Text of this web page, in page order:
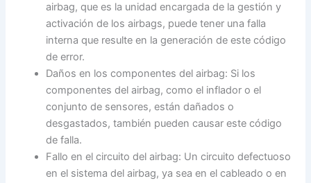
airbag, que es la unidad encargada de la gestión y
activación de los airbags, puede tener una falla
interna que resulte en la generación de este código
de error.
Daños en los componentes del airbag: Si los
componentes del airbag, como el inflador o el
conjunto de sensores, están dañados o
desgastados, también pueden causar este código
de falla.
Fallo en el circuito del airbag: Un circuito defectuoso
en el sistema del airbag, ya sea en el cableado o en